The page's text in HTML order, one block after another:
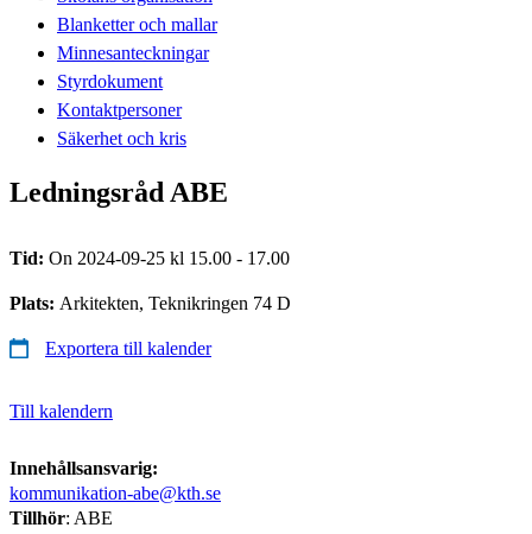
Blanketter och mallar
Minnesanteckningar
Styrdokument
Kontaktpersoner
Säkerhet och kris
Ledningsråd ABE
Tid: On 2024-09-25 kl 15.00 - 17.00
Plats: Arkitekten, Teknikringen 74 D
Exportera till kalender
Till kalendern
Innehållsansvarig:
kommunikation-abe@kth.se
Tillhör: ABE